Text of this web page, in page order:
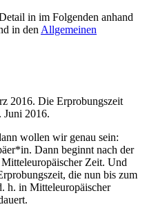
in im Folgenden anhand
in den Allgemeinen
2016. Die Erprobungszeit
Juni 2016.
wollen wir genau sein:
Dann beginnt nach der
Zeit. Und
die nun bis zum
h. in Mitteleuropäischer